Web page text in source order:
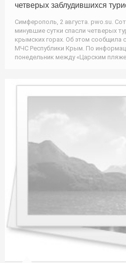
четверых заблудившихся
Симферополь, 2 августа. pwo.su.
минувшие сутки спасли четверых
крымских горах. Об этом сообщила
МЧС Республики Крым. По
понедельник между «Царским